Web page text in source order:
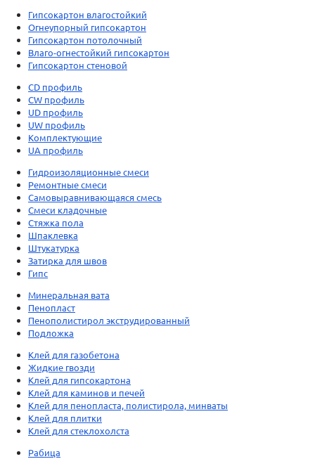
Гипсокартон влагостойкий
Огнеупорный гипсокартон
Гипсокартон потолочный
Влаго-огнестойкий гипсокартон
Гипсокартон стеновой
CD профиль
CW профиль
UD профиль
UW профиль
Комплектующие
UA профиль
Гидроизоляционные смеси
Ремонтные смеси
Самовыравнивающаяся смесь
Смеси кладочные
Стяжка пола
Шпаклевка
Штукатурка
Затирка для швов
Гипс
Минеральная вата
Пенопласт
Пенополистирол экструдированный
Подложка
Клей для газобетона
Жидкие гвозди
Клей для гипсокартона
Клей для каминов и печей
Клей для пенопласта, полистирола, минваты
Клей для плитки
Клей для стеклохолста
Рабица